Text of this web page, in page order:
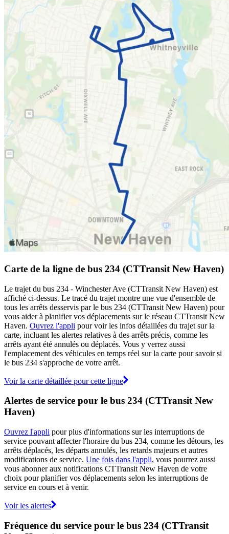
Carte de la ligne de bus 234 (CTTransit New Haven)
Le trajet du bus 234 - Winchester Ave (CTTransit New Haven) est
affiché ci-dessus. Le tracé du trajet montre une vue d'ensemble de
tous les arrêts desservis par le bus 234 (CTTransit New Haven) pour
vous aider à planifier vos déplacements sur le réseau CTTransit New
Haven. Ouvrez l'appli pour voir les infos détaillées du trajet sur la
carte, incluant les alertes relatives à des arrêts précis, comme les
arrêts ayant été annulés ou déplacés. Vous y verrez aussi
l'emplacement des véhicules en temps réel sur la carte pour savoir si
le bus 234 s'approche de votre arrêt.
Voir la carte détaillée pour cette ligne
Alertes de service pour le bus 234 (CTTransit New
Haven)
Ouvrez l'appli pour plus d'informations sur les interruptions de
service pouvant affecter l'horaire du bus 234, comme les détours, les
arrêts déplacés, les départs annulés, les retards majeurs et autres
modifications de service. Une fois dans l'appli, vous pourrez aussi
vous abonner aux notifications CTTransit New Haven de votre
choix pour planifier vos déplacements selon les interruptions de
service en cours et à venir.
Voir les alertes
Fréquence du service pour le bus 234 (CTTransit